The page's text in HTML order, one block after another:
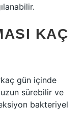
KAÇ
gün içinde
sürebilir ve
bakteriyel